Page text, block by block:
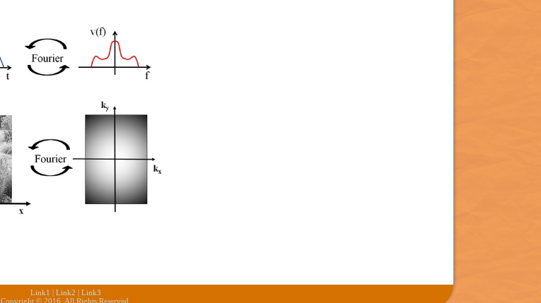
Link1 | Link2 | Link3
Copyright © 2016. All Rights Reserved.